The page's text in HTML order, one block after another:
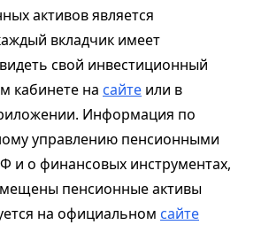
активов является
вкладчик имеет
свой инвестиционный
кабинете на сайте или в
Информация по
управлению пенсионными
и о финансовых инструментах,
пенсионные активы
на официальном сайте